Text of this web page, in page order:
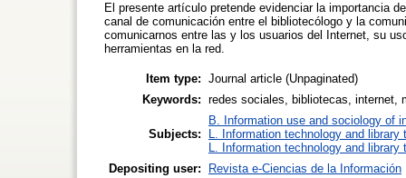
El presente artículo pretende evidenciar la importancia
canal de comunicación entre el bibliotecólogo y la
comunicarnos entre las y los usuarios del Internet, su
herramientas en la red.
Item type: Journal article (Unpaginated)
Keywords: redes sociales, bibliotecas, internet,
Subjects:
B. Information use and sociology of
L. Information technology and library
L. Information technology and library
Depositing user:
Revista e-Ciencias de la Información